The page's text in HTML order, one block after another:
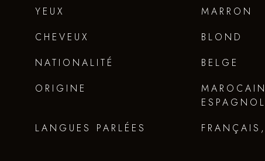
YEUX
MARRON
CHEVEUX
BLOND
NATIONALITÉ
BELGE
ORIGINE
LANGUES PARLÉES